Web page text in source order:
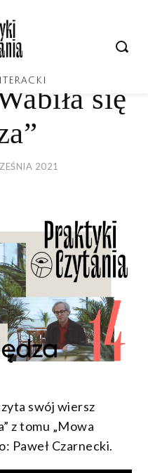
się
2021
swój wiersz
z tomu „Mowa
Paweł Czarnecki.